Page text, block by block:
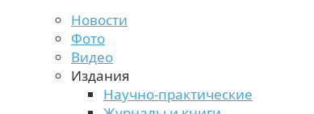
Новости
Фото
Видео
Издания
Научно-практические